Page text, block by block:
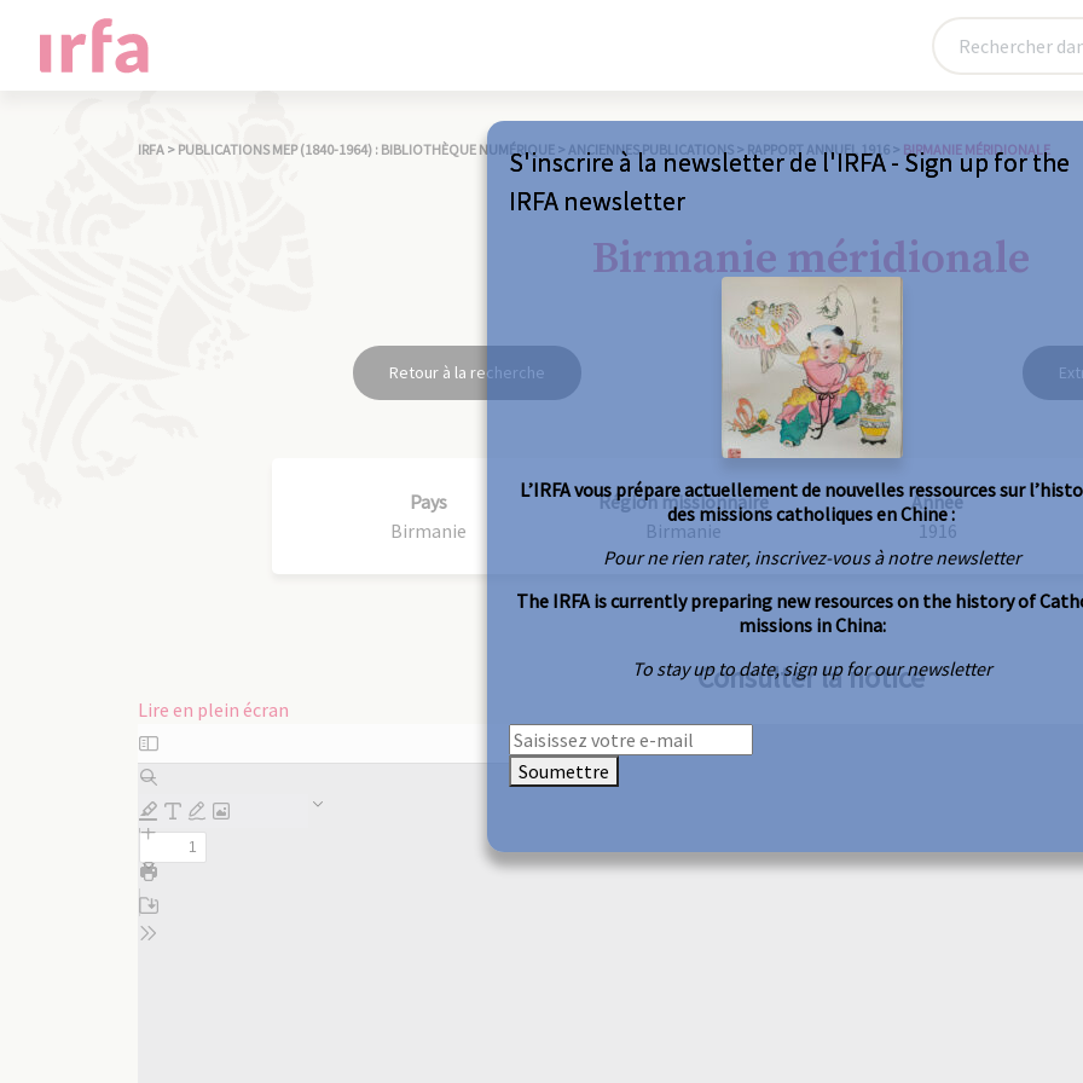
IRFA > PUBLICATIONS MEP (1840-1964) : BIBLIOTHÈQUE NUMÉRIQUE > ANCIENNES PUBLICATIONS > RAPPORT ANNUEL 1916 > BIRMANIE MÉRIDIONALE
Birmanie méridionale
Retour à la recherche
Pays
Birmanie
Région missionnaire
Birmanie
Année
1916
Consulter la notice
Lire en plein écran
Aller
au
contenu
PDF
S'inscrire à la newsletter de l'IRFA - Sign up for the
IRFA newsletter
L’IRFA vous prépare actuellement de nouvelles ressources sur
des missions catholiques en Chine :
Pour ne rien rater, inscrivez-vous à notre newsletter
The IRFA is currently preparing new resources on the history of
missions in China:
To stay up to date, sign up for our newsletter
Soumettre